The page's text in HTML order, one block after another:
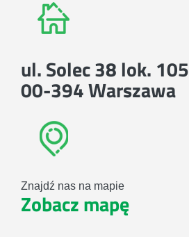
ul. Solec 38 lok. 105
00-394 Warszawa
Znajdź nas na mapie
Zobacz mapę